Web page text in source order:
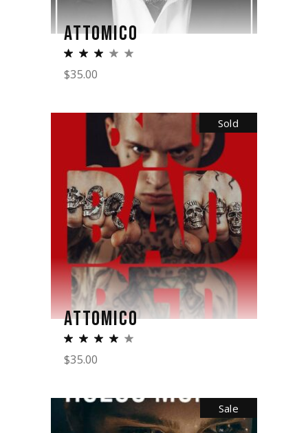
ATTOMICO
$35.00
Sold
ATTOMICO
$35.00
Sale